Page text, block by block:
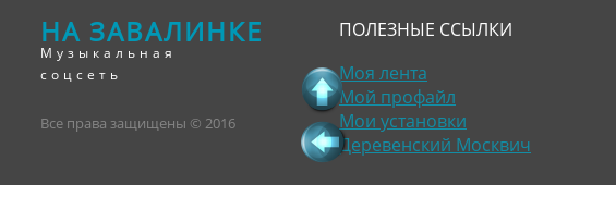
НА ЗАВАЛИНКЕ
Музыкальная
соцсеть
Все права защищены © 2016
ПОЛЕЗНЫЕ ССЫЛКИ
Моя лента
Мой профайл
Мои установки
Деревенский Москвич